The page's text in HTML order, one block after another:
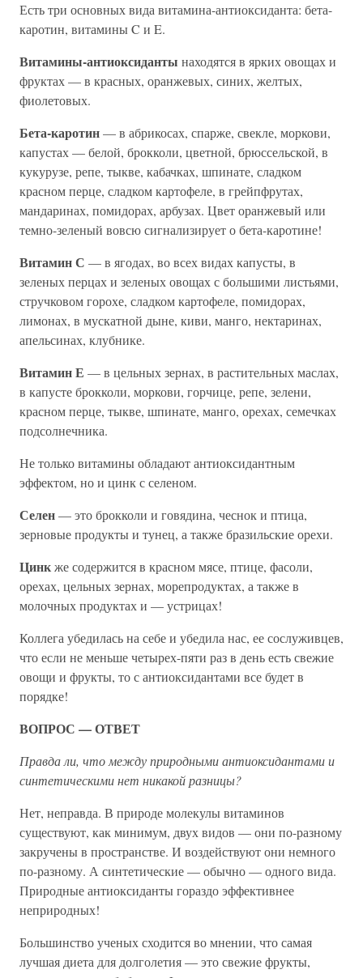
Есть три основных вида витамина-антиоксиданта: бета-
каротин, витамины C и E.
Витамины-антиоксиданты находятся в ярких овощах и
фруктах — в красных, оранжевых, синих, желтых,
фиолетовых.
Бета-каротин— в абрикосах, спарже, свекле, моркови,
капустах — белой, брокколи, цветной, брюссельской, в
кукурузе, репе, тыкве, кабачках, шпинате, сладком
красном перце, сладком картофеле, в грейпфрутах,
мандаринах, помидорах, арбузах. Цвет оранжевый или
темно-зеленый вовсю сигнализирует о бета-каротине!
Витамин С — в ягодах, во всех видах капусты, в
зеленых перцах и зеленых овощах с большими листьями,
стручковом горохе, сладком картофеле, помидорах,
лимонах, в мускатной дыне, киви, манго, нектаринах,
апельсинах, клубнике.
Витамин Е — в цельных зернах, в растительных маслах,
в капусте брокколи, моркови, горчице, репе, зелени,
красном перце, тыкве, шпинате, манго, орехах, семечках
подсолнечника.
Не только витамины обладают антиоксидантным
эффектом, но и цинк с селеном.
Селен— это брокколи и говядина, чеснок и птица,
зерновые продукты и тунец, а также бразильские орехи.
Цинкже содержится в красном мясе, птице, фасоли,
орехах, цельных зернах, морепродуктах, а также в
молочных продуктах и — устрицах!
Коллега убедилась на себе и убедила нас, ее сослуживцев,
что если не меньше четырех-пяти раз в день есть свежие
овощи и фрукты, то с антиоксидантами все будет в
порядке!
ВОПРОС — ОТВЕТ
Правда ли, что между природными антиоксидантами и
синтетическими нет никакой разницы?
Нет, неправда. В природе молекулы витаминов
существуют, как минимум, двух видов — они по-разному
закручены в пространстве. И воздействуют они немного
по-разному. А синтетические — обычно — одного вида.
Природные антиоксиданты гораздо эффективнее
неприродных!
Большинство ученых сходится во мнении, что самая
лучшая диета для долголетия — это свежие фрукты,